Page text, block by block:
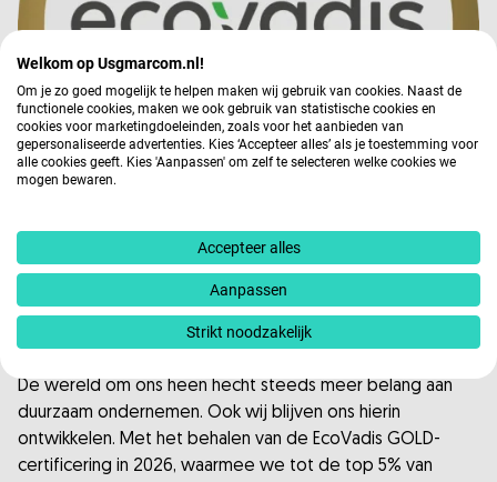
EcoVadis GOLD: een belangrijke stap in
onze duurzaamheidsreis
De wereld om ons heen hecht steeds meer belang aan
duurzaam ondernemen. Ook wij blijven ons hierin
ontwikkelen. Met het behalen van de EcoVadis GOLD-
certificering in 2026, waarmee we tot de top 5% van
Welkom op Usgmarcom.nl!
Om je zo goed mogelijk te helpen maken wij gebruik van cookies. Naast de
functionele cookies, maken we ook gebruik van statistische cookies en
cookies voor marketingdoeleinden, zoals voor het aanbieden van
gepersonaliseerde advertenties. Kies ‘Accepteer alles’ als je toestemming voor
alle cookies geeft. Kies 'Aanpassen' om zelf te selecteren welke cookies we
mogen bewaren.
Accepteer alles
Aanpassen
Strikt noodzakelijk